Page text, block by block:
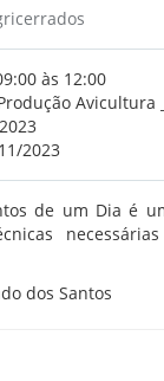
às 12:00
Avicultura
2023
de um Dia é
dos Santos